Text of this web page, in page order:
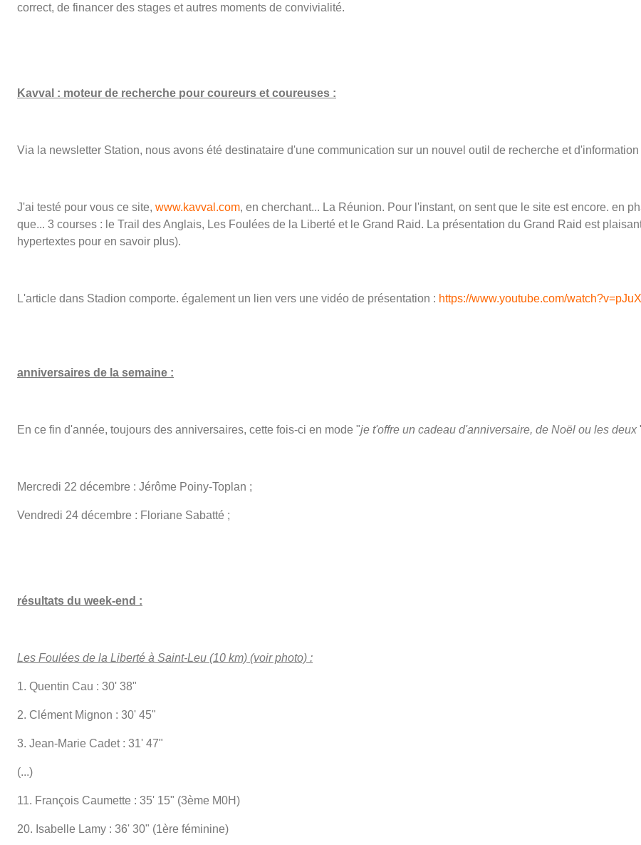
correct, de financer des stages et autres moments de convivialité.
Kavval : moteur de recherche pour coureurs et coureuses :
Via la newsletter Station, nous avons été destinataire d'une communication sur un nouvel outil de recherche et
J'ai testé pour vous ce site, www.kavval.com, en cherchant... La Réunion. Pour l'instant, on sent que le site est encore. en
que... 3 courses : le Trail des Anglais, Les Foulées de la Liberté et le Grand Raid. La présentation du Grand Raid est
hypertextes pour en savoir plus).
L'article dans Stadion comporte. également un lien vers une vidéo de présentation : https://www.youtube.com/
anniversaires de la semaine :
En ce fin d'année, toujours des anniversaires, cette fois-ci en mode "je t'offre un cadeau d'anniversaire, de Noël ou les deux
Mercredi 22 décembre : Jérôme Poiny-Toplan ;
Vendredi 24 décembre : Floriane Sabatté ;
résultats du week-end :
Les Foulées de la Liberté à Saint-Leu (10 km) (voir photo) :
1. Quentin Cau : 30' 38"
2. Clément Mignon : 30' 45"
3. Jean-Marie Cadet : 31' 47"
(...)
11. François Caumette : 35' 15" (3ème M0H)
20. Isabelle Lamy : 36' 30" (1ère féminine)